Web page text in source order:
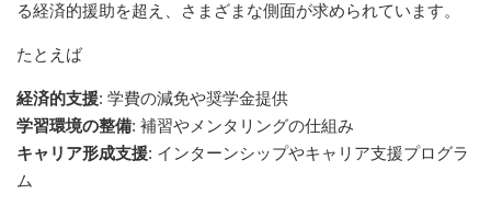
る経済的援助を超え、さまざまな側面が求められています。
たとえば
経済的支援: 学費の減免や奨学金提供
学習環境の整備: 補習やメンタリングの仕組み
キャリア形成支援: インターンシップやキャリア支援プログラ
ム